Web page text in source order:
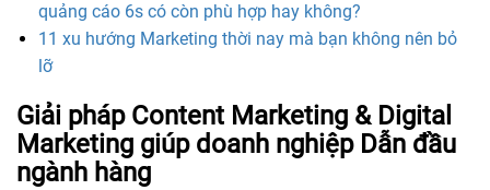
quảng cáo 6s có còn phù hợp hay không?
11 xu hướng Marketing thời nay mà bạn không nên bỏ
lỡ
Giải pháp Content Marketing & Digital
Marketing giúp doanh nghiệp Dẫn đầu
ngành hàng